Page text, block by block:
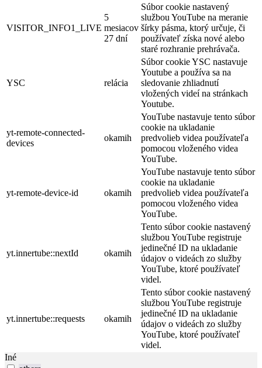
VISITOR_INFO1_LIVE
5
mesiacov
27 dní
Súbor cookie nastavený
službou YouTube na meranie
šírky pásma, ktorý určuje, či
používateľ získa nové alebo
staré rozhranie prehrávača.
YSC relácia
Súbor cookie YSC nastavuje
Youtube a používa sa na
sledovanie zhliadnutí
vložených videí na stránkach
Youtube.
yt-remote-connected-
devices
okamih
YouTube nastavuje tento súbor
cookie na ukladanie
predvolieb videa používateľa
pomocou vloženého videa
YouTube.
yt-remote-device-id okamih
YouTube nastavuje tento súbor
cookie na ukladanie
predvolieb videa používateľa
pomocou vloženého videa
YouTube.
yt.innertube::nextId okamih
Tento súbor cookie nastavený
službou YouTube registruje
jedinečné ID na ukladanie
údajov o videách zo služby
YouTube, ktoré používateľ
videl.
yt.innertube::requests okamih
Tento súbor cookie nastavený
službou YouTube registruje
jedinečné ID na ukladanie
údajov o videách zo služby
YouTube, ktoré používateľ
videl.
Iné